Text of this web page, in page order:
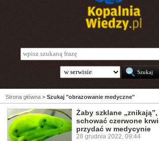
Strona główna > Szukaj "obrazowanie medyczne"
Żaby szklane
schować czerwone
przydać w medycynie
28 grudnia 2022, 09:44